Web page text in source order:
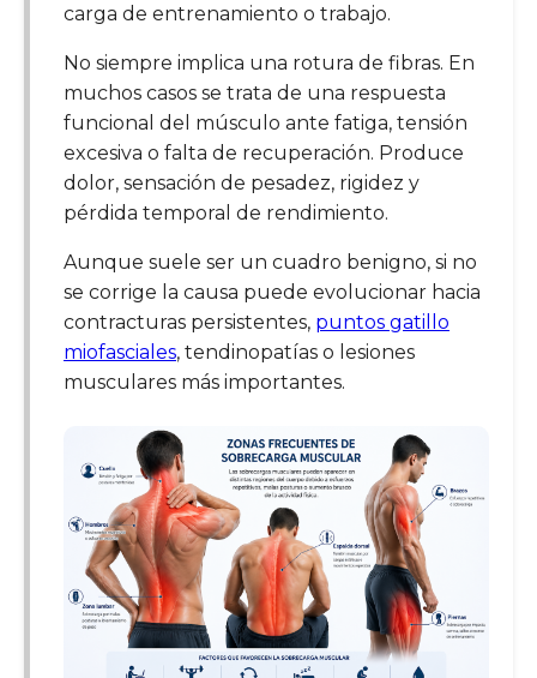
carga de entrenamiento o trabajo.
No siempre implica una rotura de fibras. En
muchos casos se trata de una respuesta
funcional del músculo ante fatiga, tensión
excesiva o falta de recuperación. Produce
dolor, sensación de pesadez, rigidez y
pérdida temporal de rendimiento.
Aunque suele ser un cuadro benigno, si no
se corrige la causa puede evolucionar hacia
contracturas persistentes, puntos gatillo
miofasciales, tendinopatías o lesiones
musculares más importantes.